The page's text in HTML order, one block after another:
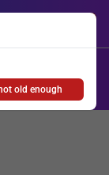
Shemale
old enough